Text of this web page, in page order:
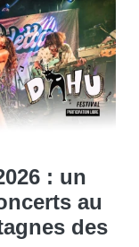
: un
au
des